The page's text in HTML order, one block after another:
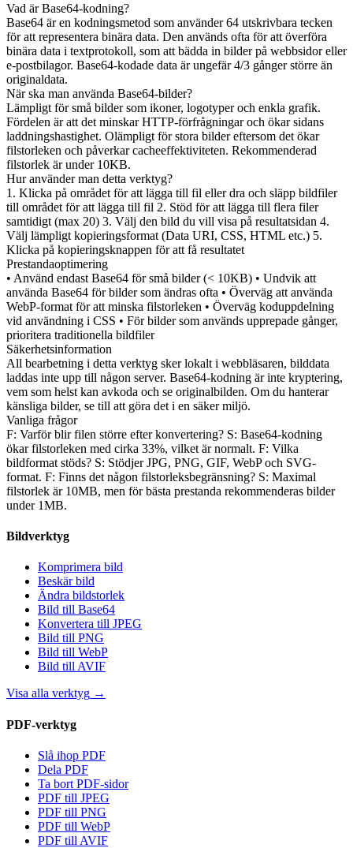
Vad är Base64-kodning?
Base64 är en kodningsmetod som använder 64 utskrivbara tecken
för att representera binära data. Den används ofta för att överföra
binära data i textprotokoll, som att bädda in bilder på webbsidor eller
e-postbilagor. Base64-kodade data är ungefär 4/3 gånger större än
originaldata.
När ska man använda Base64-bilder?
Lämpligt för små bilder som ikoner, logotyper och enkla grafik.
Fördelen är att det minskar HTTP-förfrågningar och ökar sidans
laddningshastighet. Olämpligt för stora bilder eftersom det ökar
filstorleken och påverkar cacheeffektiviteten. Rekommenderad
filstorlek är under 10KB.
Hur använder man detta verktyg?
1. Klicka på området för att lägga till fil eller dra och släpp bildfiler
till området för att lägga till fil 2. Stöd för att lägga till flera filer
samtidigt (max 20) 3. Välj den bild du vill visa på resultatsidan 4.
Välj lämpligt kopieringsformat (Data URI, CSS, HTML etc.) 5.
Klicka på kopieringsknappen för att få resultatet
Prestandaoptimering
• Använd endast Base64 för små bilder (< 10KB) • Undvik att
använda Base64 för bilder som ändras ofta • Överväg att använda
WebP-format för att minska filstorleken • Överväg koduppdelning
vid användning i CSS • För bilder som används upprepade gånger,
prioritera traditionella bildfiler
Säkerhetsinformation
All bearbetning i detta verktyg sker lokalt i webbläsaren, bilddata
laddas inte upp till någon server. Base64-kodning är inte kryptering,
vem som helst kan avkoda och se originalbilden. Om du hanterar
känsliga bilder, se till att göra det i en säker miljö.
Vanliga frågor
F: Varför blir filen större efter konvertering? S: Base64-kodning
ökar filstorleken med cirka 33%, vilket är normalt. F: Vilka
bildformat stöds? S: Stödjer JPG, PNG, GIF, WebP och SVG-
format. F: Finns det någon filstorleksbegränsning? S: Maximal
filstorlek är 10MB, men för bästa prestanda rekommenderas bilder
under 1MB.
Bildverktyg
Komprimera bild
Beskär bild
Ändra bildstorlek
Bild till Base64
Konvertera till JPEG
Bild till PNG
Bild till WebP
Bild till AVIF
Visa alla verktyg →
PDF-verktyg
Slå ihop PDF
Dela PDF
Ta bort PDF-sidor
PDF till JPEG
PDF till PNG
PDF till WebP
PDF till AVIF